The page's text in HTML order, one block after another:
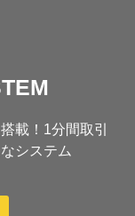
載！1分間取引
システム